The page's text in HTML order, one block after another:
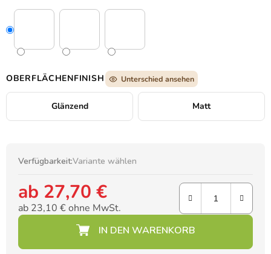
OBERFLÄCHENFINISH Unterschied ansehen
Glänzend Matt
Verfügbarkeit:Variante wählen
ab 27,70 €
ab 23,10 €ohne MwSt.